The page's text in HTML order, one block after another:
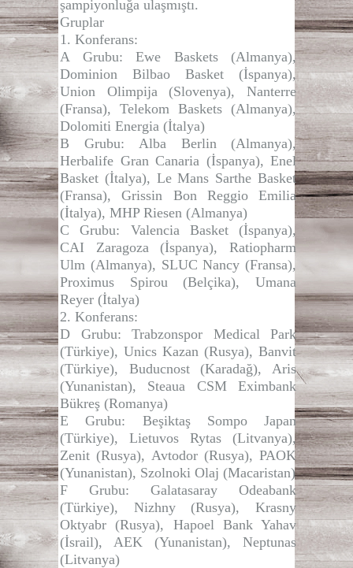
şampiyonluğa ulaşmıştı.
Gruplar
1. Konferans:
A Grubu: Ewe Baskets (Almanya),
Dominion Bilbao Basket (İspanya),
Union Olimpija (Slovenya), Nanterre
(Fransa), Telekom Baskets (Almanya),
Dolomiti Energia (İtalya)
B Grubu: Alba Berlin (Almanya),
Herbalife Gran Canaria (İspanya), Enel
Basket (İtalya), Le Mans Sarthe Basket
(Fransa), Grissin Bon Reggio Emilia
(İtalya), MHP Riesen (Almanya)
C Grubu: Valencia Basket (İspanya),
CAI Zaragoza (İspanya), Ratiopharm
Ulm (Almanya), SLUC Nancy (Fransa),
Proximus Spirou (Belçika), Umana
Reyer (İtalya)
2. Konferans:
D Grubu: Trabzonspor Medical Park
(Türkiye), Unics Kazan (Rusya), Banvit
(Türkiye), Buducnost (Karadağ), Aris
(Yunanistan), Steaua CSM Eximbank
Bükreş (Romanya)
E Grubu: Beşiktaş Sompo Japan
(Türkiye), Lietuvos Rytas (Litvanya),
Zenit (Rusya), Avtodor (Rusya), PAOK
(Yunanistan), Szolnoki Olaj (Macaristan)
F Grubu: Galatasaray Odeabank
(Türkiye), Nizhny (Rusya), Krasny
Oktyabr (Rusya), Hapoel Bank Yahav
(İsrail), AEK (Yunanistan), Neptunas
(Litvanya)